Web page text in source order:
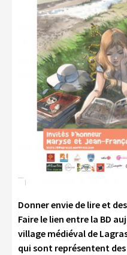
Donner envie de lire et
Faire le lien entre la BD
village médiéval de
qui sont représentent des